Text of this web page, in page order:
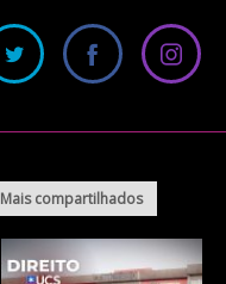
Mais compartilhados